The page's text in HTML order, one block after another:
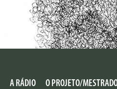
A RÁDIO O PROJETO/